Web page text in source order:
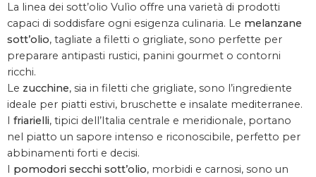
La linea dei sott’olio Vulìo offre una varietà di prodotti
capaci di soddisfare ogni esigenza culinaria. Le melanzane
sott’olio, tagliate a filetti o grigliate, sono perfette per
preparare antipasti rustici, panini gourmet o contorni
ricchi.
Le zucchine, sia in filetti che grigliate, sono l’ingrediente
ideale per piatti estivi, bruschette e insalate mediterranee.
I friarielli, tipici dell’Italia centrale e meridionale, portano
nel piatto un sapore intenso e riconoscibile, perfetto per
abbinamenti forti e decisi.
I pomodori secchi sott’olio, morbidi e carnosi, sono un